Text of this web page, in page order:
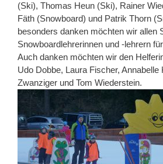
(Ski), Thomas Heun (Ski), Rainer
Fäth (Snowboard) und Patrik Thorn
besonders danken möchten wir allen
Snowboardlehrerinnen und -lehrern
Auch danken möchten wir den
Udo Dobbe, Laura Fischer, Annabelle
Zwanziger und Tom Wiederstein.